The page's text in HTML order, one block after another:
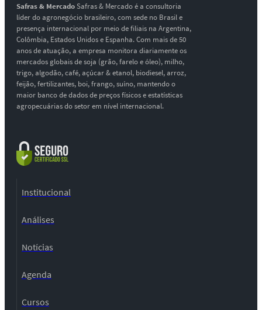
Safras & MercadoSafras & Mercado é a consultoria
líder do agronegócio brasileiro, com sede no Brasil e
presença internacional por meio de filiais na Argentina,
Colômbia, Estados Unidos e Espanha. Com mais de 50
anos de atuação, a empresa monitora diariamente os
mercados globais de soja (grão, farelo e óleo), milho,
trigo, algodão, café, açúcar & etanol, biodiesel, arroz,
feijão, fertilizantes, boi, frango, suíno, mantendo o
maior banco de dados de preços físicos e estatísticas
agropecuárias do setor em nível internacional.
Institucional
Análises
Notícias
Agenda
Cursos